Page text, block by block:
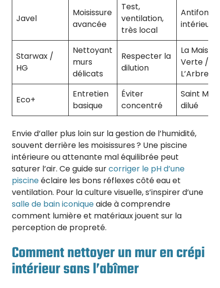
Javel
Moisissure
avancée
Test,
ventilation,
très local
intérieur
Starwax /
HG
Nettoyant
murs
délicats
Respecter la
dilution
La Maison
Verte /
L’Arbre
Eco+
Entretien
basique
Éviter
concentré
Saint
dilué
Envie d’aller plus loin sur la gestion de l’humidité,
souvent derrière les moisissures ? Une piscine
intérieure ou attenante mal équilibrée peut
saturer l’air. Ce guide surcorriger le pH d’une
piscineéclaire les bons réflexes côté eau et
ventilation. Pour la culture visuelle, s’inspirer d’une
salle de bain iconiqueaide à comprendre
comment lumière et matériaux jouent sur la
perception de propreté.
Comment nettoyer un mur en crépi
intérieur sans l’abîmer